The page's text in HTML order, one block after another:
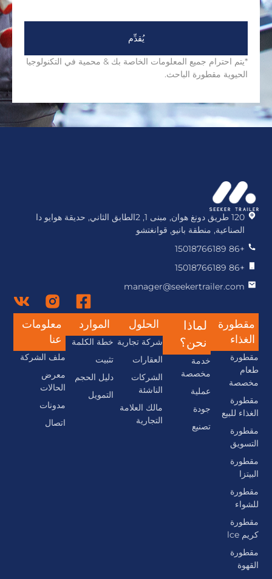
يُقدِّم
*يتم احترام جميع المعلومات الخاصة بك & محمية في التكنولوجيا
الحيوية مقطورة الباحث.
120 طريق دونغ هوان, مبنى 1, 2الطابق الثاني, حديقة هوايو دا
الصناعية, منطقة بانيو, قوانغتشو
+86 15018766189
+86 15018766189
manager@seekertrailer.com
مقطورة
الغذاء
مقطورة
طعام
مخصصة
مقطورة
الغذاء للبيع
مقطورة
التسويق
مقطورة
البيتزا
مقطورة
للشواء
مقطورة
كريم lce
مقطورة
القهوة
لماذا
نحن؟
خدمة
مخصصة
عملية
جودة
تصنيع
الحلول
شركة تجارية
العقارات
الشركات
الناشئة
مالك العلامة
التجارية
الموارد
خطة الكلمة
تثبيت
دليل الحجم
التمويل
معلومات
عنا
ملف الشركة
معرض
الحالات
مدونات
اتصال